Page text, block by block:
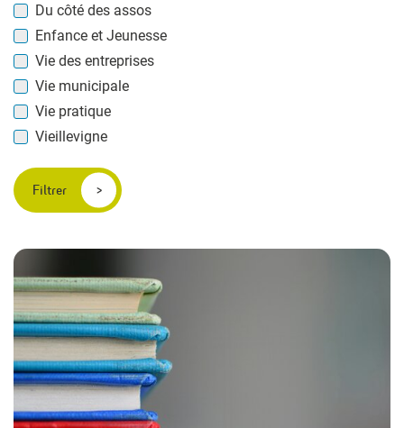
Du côté des assos
Enfance et Jeunesse
Vie des entreprises
Vie municipale
Vie pratique
Vieillevigne
Filtrer